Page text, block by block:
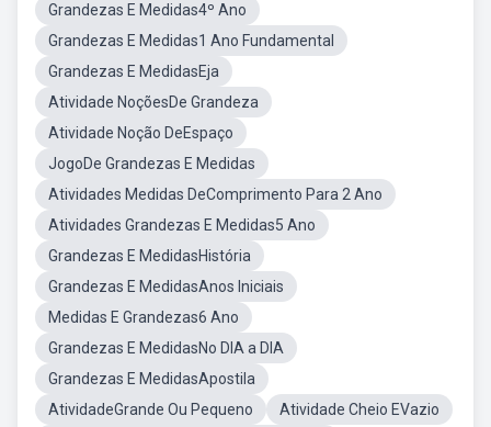
Grandezas E Medidas4º Ano
Grandezas E Medidas1 Ano Fundamental
Grandezas E MedidasEja
Atividade NoçõesDe Grandeza
Atividade Noção DeEspaço
JogoDe Grandezas E Medidas
Atividades Medidas DeComprimento Para 2 Ano
Atividades Grandezas E Medidas5 Ano
Grandezas E MedidasHistória
Grandezas E MedidasAnos Iniciais
Medidas E Grandezas6 Ano
Grandezas E MedidasNo DIA a DIA
Grandezas E MedidasApostila
AtividadeGrande Ou Pequeno
Atividade Cheio EVazio